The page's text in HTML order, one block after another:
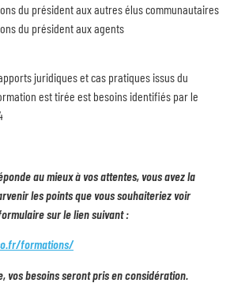
du président aux autres élus communautaires
du président aux agents
juridiques et cas pratiques issus du
est tirée est besoins identifiés par le
au mieux à vos attentes, vous avez la
les points que vous souhaiteriez voir
sur le lien suivant :
formations/
vos besoins seront pris en considération.